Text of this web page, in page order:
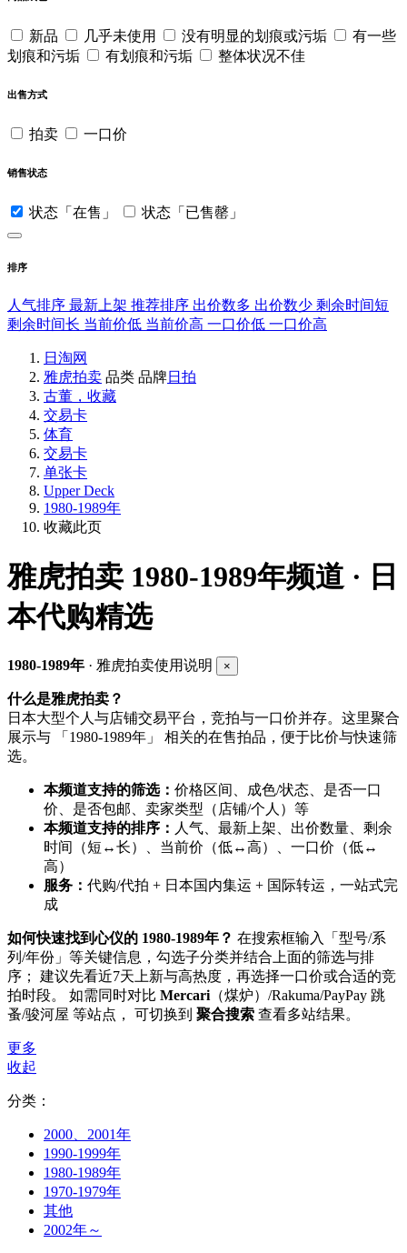
新品 几乎未使用 没有明显的划痕或污垢
有一些
划痕和污垢
有划痕和污垢 整体状况不佳
出售方式
拍卖 一口价
销售状态
状态「在售」 状态「已售罄」
排序
人气排序 最新上架 推荐排序 出价数多 出价数少 剩余时间短
剩余时间长 当前价低 当前价高 一口价低 一口价高
日淘网
雅虎拍卖 品类 品牌日拍
古董，收藏
交易卡
体育
交易卡
单张卡
Upper Deck
1980-1989年
收藏此页
雅虎拍卖 1980-1989年频道 · 日
本代购精选
1980-1989年 · 雅虎拍卖使用说明 ×
什么是雅虎拍卖？
日本大型个人与店铺交易平台，竞拍与一口价并存。这里聚合
展示与 「1980-1989年」 相关的在售拍品，便于比价与快速筛
选。
本频道支持的筛选： 价格区间、成色/状态、是否一口
价、是否包邮、卖家类型（店铺/个人）等
本频道支持的排序： 人气、最新上架、出价数量、剩余
时间（短↔长）、当前价（低↔高）、一口价（低↔
高）
服务： 代购/代拍 + 日本国内集运 + 国际转运，一站式完
成
如何快速找到心仪的 1980-1989年？ 在搜索框输入「型号/系
列/年份」等关键信息，勾选子分类并结合上面的筛选与排
序； 建议先看近7天上新与高热度，再选择一口价或合适的竞
拍时段。 如需同时对比 Mercari （煤炉）/Rakuma/PayPay 跳
蚤/骏河屋 等站点， 可切换到 聚合搜索 查看多站结果。
更多
收起
分类：
2000、2001年
1990-1999年
1980-1989年
1970-1979年
其他
2002年～